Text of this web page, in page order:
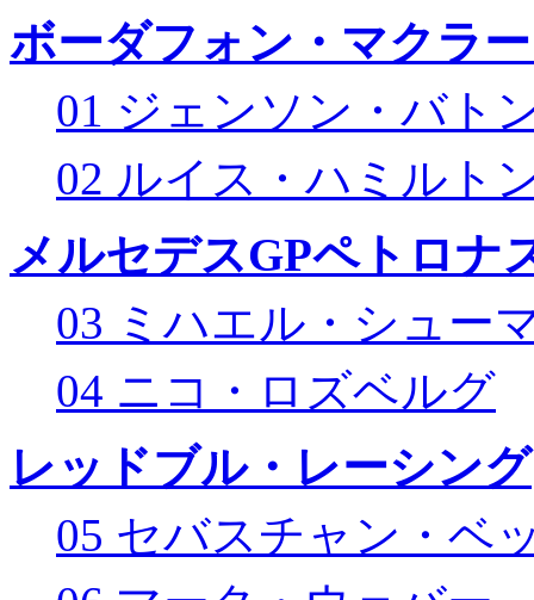
ボーダフォン・マクラ
01 ジェンソン・バト
02 ルイス・ハミルト
メルセデスGPペトロナ
03 ミハエル・シュー
04 ニコ・ロズベルグ
レッドブル・レーシング
05 セバスチャン・ベ